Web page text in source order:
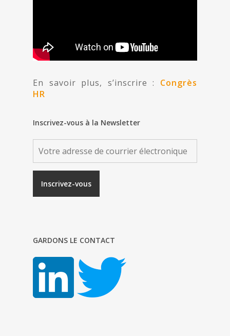
En savoir plus, s’inscrire : Congrès
HR
Inscrivez-vous à la Newsletter
GARDONS LE CONTACT